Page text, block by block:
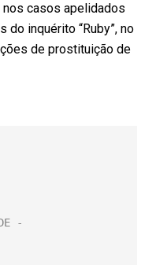
casos apelidados
do inquérito “Ruby”, no
de prostituição de